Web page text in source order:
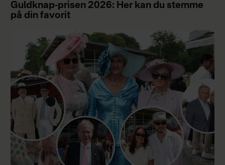
Guldknap-prisen 2026: Her kan du stemme
på din favorit